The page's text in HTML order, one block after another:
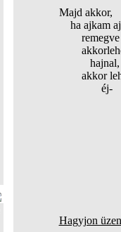
Majd akkor,
ha ajkam
remegve
hajnal,
akkor
éj-
Hagyjon